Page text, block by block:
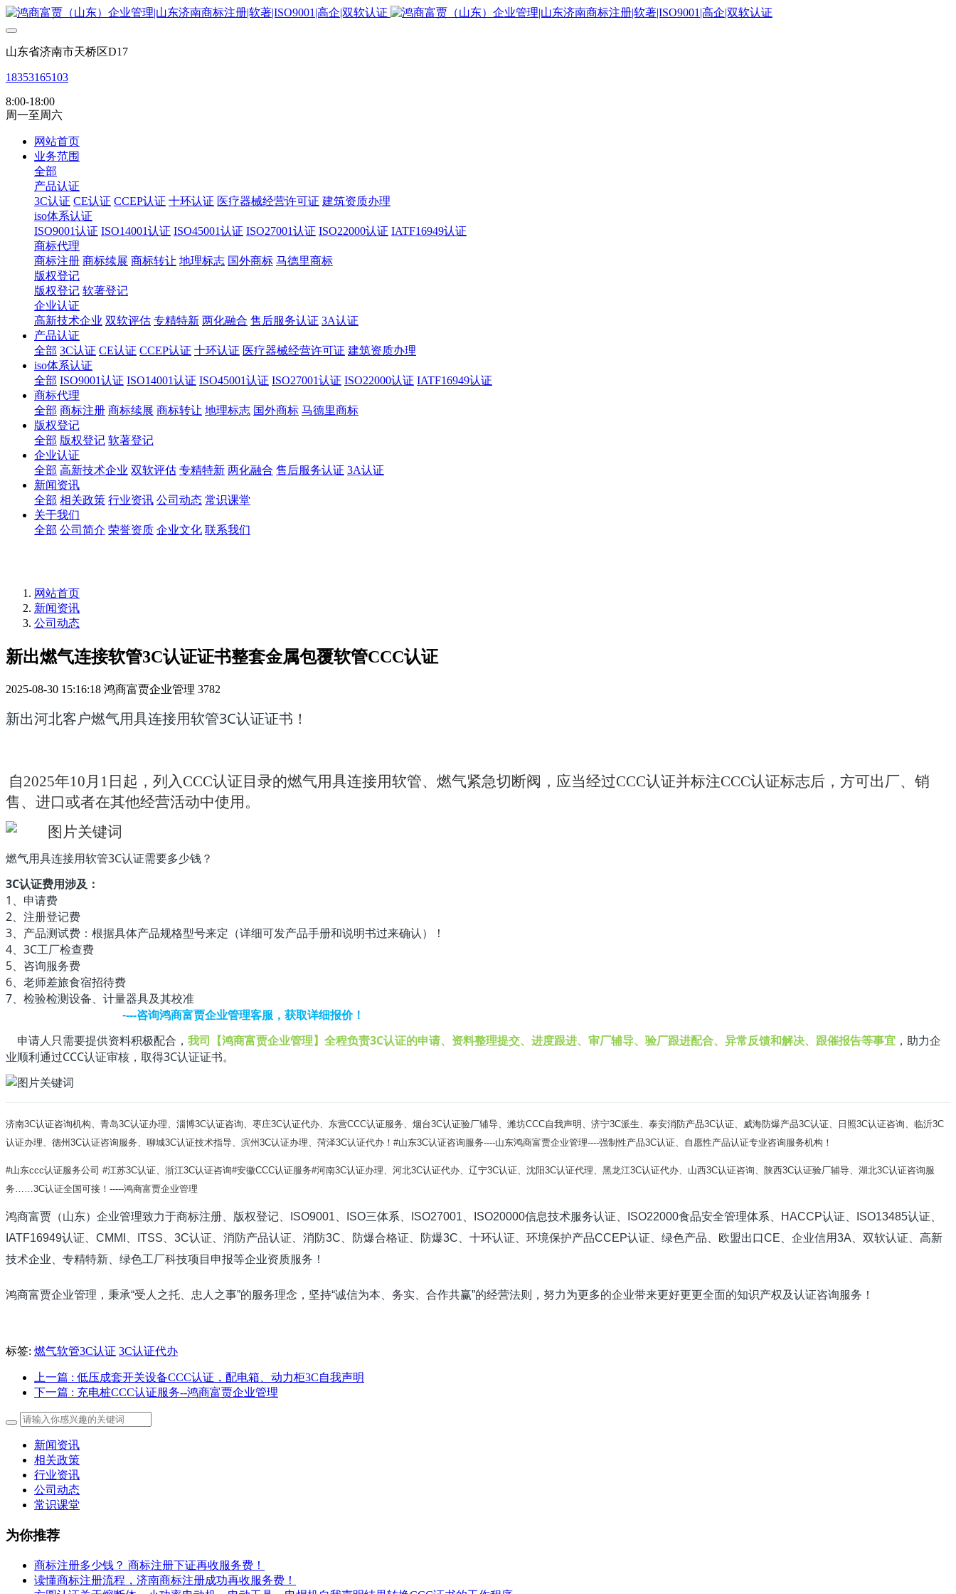
山东省济南市天桥区D17
18353165103
8:00-18:00
周一至周六
网站首页
业务范围
全部
产品认证
3C认证 CE认证 CCEP认证 十环认证 医疗器械经营许可证 建筑资质办理
iso体系认证
ISO9001认证 ISO14001认证 ISO45001认证 ISO27001认证 ISO22000认证 IATF16949认证
商标代理
商标注册 商标续展 商标转让 地理标志 国外商标 马德里商标
版权登记
版权登记 软著登记
企业认证
高新技术企业 双软评估 专精特新 两化融合 售后服务认证 3A认证
产品认证
全部 3C认证 CE认证 CCEP认证 十环认证 医疗器械经营许可证 建筑资质办理
iso体系认证
全部 ISO9001认证 ISO14001认证 ISO45001认证 ISO27001认证 ISO22000认证 IATF16949认证
商标代理
全部 商标注册 商标续展 商标转让 地理标志 国外商标 马德里商标
版权登记
全部 版权登记 软著登记
企业认证
全部 高新技术企业 双软评估 专精特新 两化融合 售后服务认证 3A认证
新闻资讯
全部 相关政策 行业资讯 公司动态 常识课堂
关于我们
全部 公司简介 荣誉资质 企业文化 联系我们
网站首页
新闻资讯
公司动态
新出燃气连接软管3C认证证书整套金属包覆软管CCC认证
2025-08-30 15:16:18 鸿商富贾企业管理 3782
新出河北客户燃气用具连接用软管3C认证证书！
自2025年10月1日起，列入CCC认证目录的燃气用具连接用软管、燃气紧急切断阀，应当经过CCC认证并标注CCC认证标志后，方可出厂、销
售、进口或者在其他经营活动中使用。
燃气用具连接用软管3C认证需要多少钱？
3C认证费用涉及：
1、申请费
2、注册登记费
3、产品测试费：根据具体产品规格型号来定（详细可发产品手册和说明书过来确认）！
4、3C工厂检查费
5、咨询服务费
6、老师差旅食宿招待费
7、检验检测设备、计量器具及其校准
----咨询鸿商富贾企业管理客服，获取详细报价！
申请人只需要提供资料积极配合， 我司【鸿商富贾企业管理】全程负责3C认证的申请、资料整理提交、进度跟进、审厂辅导、验厂跟进配合、异常反馈和解决、跟催报告等事宜 ，助力企
业顺利通过CCC认证审核，取得3C认证证书。
济南3C认证咨询机构、青岛3C认证办理 、淄博3C认证咨询 、枣庄3C认证代办 、东营CCC认证服务、烟台3C认证验厂辅导 、潍坊CCC自我声明、济宁3C派生 、泰安消防产品3C认证、威海防爆产品3C认证 、日照3C认证咨询 、临沂3C
认证办理 、德州 3C认证咨询服务 、聊城3C认证技术指导 、滨州 3C认证办理 、菏泽3C认证代办！#山东3C认证咨询服务----山东鸿商富贾企业管理----强制性产品3C认证、自愿性产品认证专业咨询服务机构！
#山东ccc认证服务公司 #江苏3C认证 、浙江3C认证咨询#安徽CCC认证服务#河南3C认证办理 、河北3C认证代办 、辽宁3C认证 、沈阳3C认证代理 、黑龙江3C认证代办 、山西3C认证咨询 、陕西3C认证验厂辅导 、湖北3C认证咨询服
务……3C认证全国可接！-----鸿商富贾企业管理
鸿商富贾（山东）企业管理致力于商标注册、版权登记、ISO9001、ISO三体系、ISO27001、ISO20000信息技术服务认证、ISO22000食品安全管理体系、HACCP认证、ISO13485认证、
IATF16949认证、CMMI、ITSS、3C认证、消防产品认证、消防3C、防爆合格证、防爆3C、十环认证、环境保护产品CCEP认证、绿色产品、欧盟出口CE、企业信用3A、双软认证、高新
技术企业、专精特新、绿色工厂科技项目申报等企业资质服务！
鸿商富贾企业管理，秉承“受人之托、忠人之事”的服务理念，坚持“诚信为本、务实、合作共赢”的经营法则，努力为更多的企业带来更好更更全面的知识产权及认证咨询服务！
标签: 燃气软管3C认证 3C认证代办
上一篇 : 低压成套开关设备CCC认证，配电箱、动力柜3C自我声明
下一篇 : 充电桩CCC认证服务--鸿商富贾企业管理
新闻资讯
相关政策
行业资讯
公司动态
常识课堂
为你推荐
商标注册多少钱？ 商标注册下证再收服务费！
读懂商标注册流程，济南商标注册成功再收服务费！